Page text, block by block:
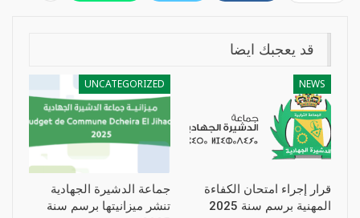
قد يعجبك ايضا
NEWS
قرار إجراء امتحان الكفاءة
المهنية برسم سنة 2025
UNCATEGORIZED
جماعة الدشيرة الجهادية
تنشر ميزانيتها برسم سنة